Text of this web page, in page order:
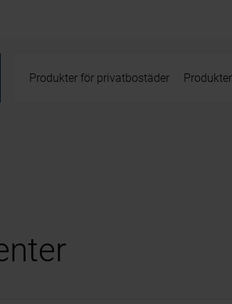
Produkter för privatbostäder